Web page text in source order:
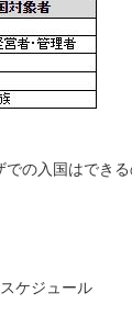
での入国はでき
ケジュール